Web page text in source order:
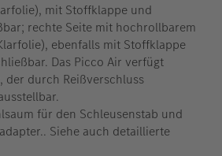
mit Stoffklappe und
rechte Seite mit hochrollbarem
ebenfalls mit Stoffklappe
Das Picco Air verfügt
der durch Reißverschluss
für den Schleusenstab und
Siehe auch detaillierte